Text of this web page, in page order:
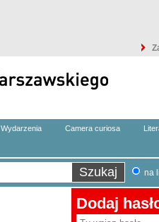
Wydarzenia Camera curiosa
na
Dodaj